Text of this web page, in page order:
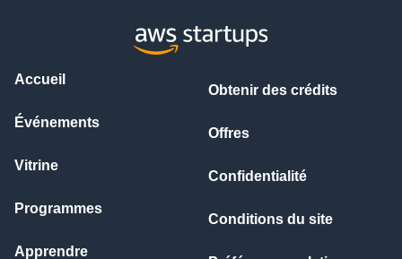
Accueil
Événements
Vitrine
Programmes
Apprendre
Obtenir des crédits
Offres
Confidentialité
Conditions du site